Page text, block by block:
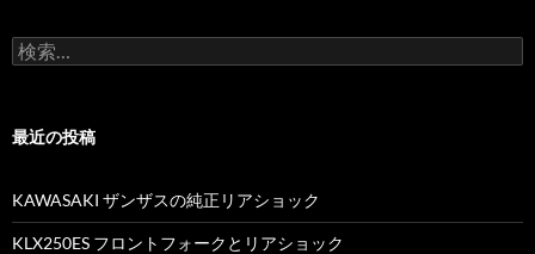
シ
ン
検
索
最近の投稿
KAWASAKI ザンザスの純正リアショック
KLX250ES フロントフォークとリアショック